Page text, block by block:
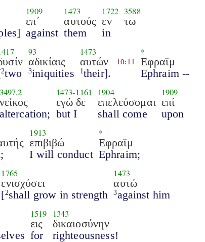
1909
επ΄
against
1473
αυτούς
them
1722
εν
in
3588
τω
2two
93
αδικίαις
3iniquities
1473
αυτών
1their].
10:11
*
Εφραϊμ
Ephraim --
3497.2
νείκος
altercation;
1473-1161
εγώ δε
but I
1904
επελεύσομαι
shall come
1909
επί
upon
1913
επιβιβώ
I will conduct
*
Εφραϊμ
Ephraim;
1765
ενισχύσει
[2shall grow in strength
1473
αυτώ
3against him
1519
εις
for
1343
δικαιοσύνην
righteousness!